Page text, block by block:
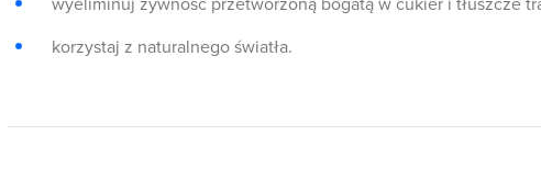
wyeliminuj żywność przetworzoną bogatą w cukier i tłuszcze
korzystaj z naturalnego światła.